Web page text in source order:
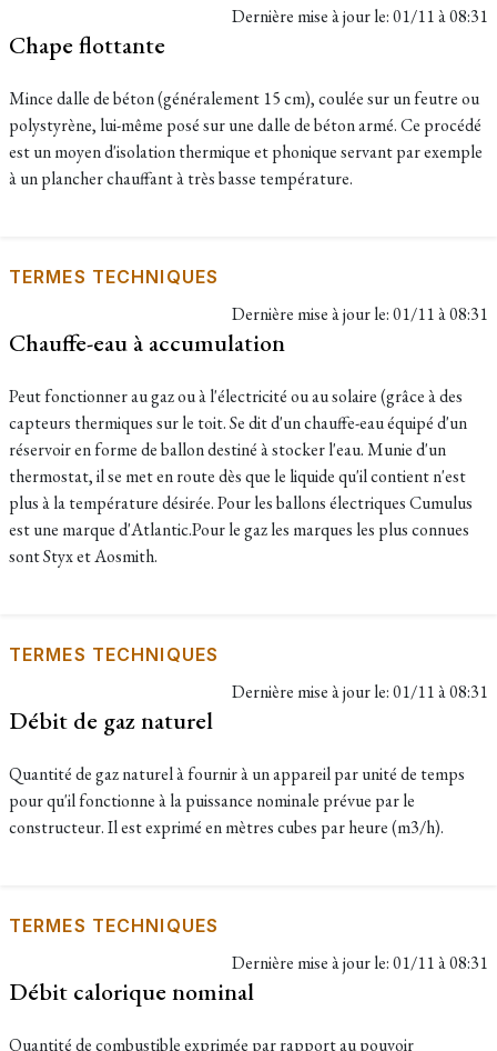
Dernière mise à jour le:01/11 à 08:31
Chape flottante
Mince dalle de béton (généralement 15 cm), coulée sur un feutre ou
polystyrène, lui-même posé sur une dalle de béton armé. Ce procédé
est un moyen d'isolation thermique et phonique servant par exemple
à un plancher chauffant à très basse température.
TERMES TECHNIQUES
Dernière mise à jour le:01/11 à 08:31
Chauffe-eau à accumulation
Peut fonctionner au gaz ou à l'électricité ou au solaire (grâce à des
capteurs thermiques sur le toit. Se dit d'un chauffe-eau équipé d'un
réservoir en forme de ballon destiné à stocker l'eau. Munie d'un
thermostat, il se met en route dès que le liquide qu'il contient n'est
plus à la température désirée. Pour les ballons électriques Cumulus
est une marque d'Atlantic.Pour le gaz les marques les plus connues
sont Styx et Aosmith.
TERMES TECHNIQUES
Dernière mise à jour le:01/11 à 08:31
Débit de gaz naturel
Quantité de gaz naturel à fournir à un appareil par unité de temps
pour qu'il fonctionne à la puissance nominale prévue par le
constructeur. Il est exprimé en mètres cubes par heure (m3/h).
TERMES TECHNIQUES
Dernière mise à jour le:01/11 à 08:31
Débit calorique nominal
Quantité de combustible exprimée par rapport au pouvoir